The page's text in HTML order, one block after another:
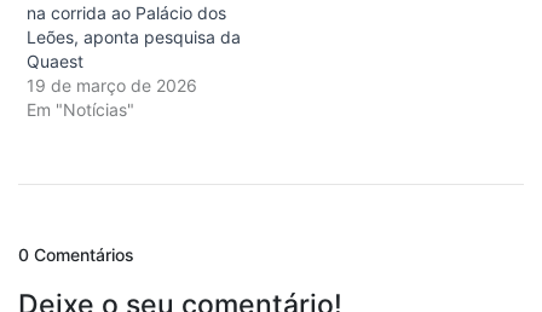
na corrida ao Palácio dos
Leões, aponta pesquisa da
Quaest
19 de março de 2026
Em "Notícias"
0 Comentários
Deixe o seu comentário!